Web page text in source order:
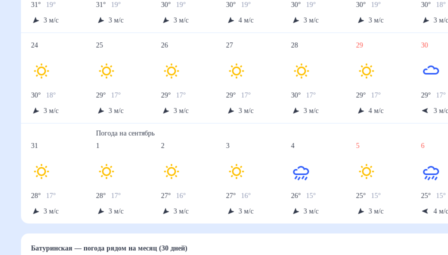
31° 19°
3 м/с
31° 19°
3 м/с
30° 19°
3 м/с
30° 19°
4 м/с
30° 19°
3 м/с
30° 19°
3 м/с
30° 18°
3 м/с
24
30° 18°
3 м/с
25
29° 17°
3 м/с
26
29° 17°
3 м/с
27
29° 17°
3 м/с
28
30° 17°
3 м/с
29
29° 17°
4 м/с
30
29° 17°
3 м/с
31
28° 17°
3 м/с
Погода насентябрь
1
28° 17°
3 м/с
2
27° 16°
3 м/с
3
27° 16°
3 м/с
4
26° 15°
3 м/с
5
25° 15°
3 м/с
6
25° 15°
4 м/с
Батуринская— погода рядомна месяц (30 дней)